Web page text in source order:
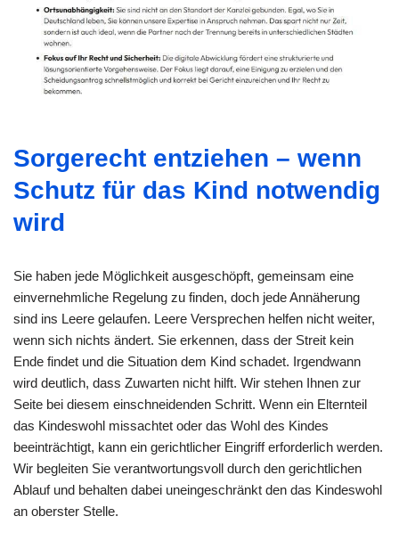
Sorgerecht entziehen – wenn
Schutz für das Kind notwendig
wird
Sie haben jede Möglichkeit ausgeschöpft, gemeinsam eine
einvernehmliche Regelung zu finden, doch jede Annäherung
sind ins Leere gelaufen. Leere Versprechen helfen nicht weiter,
wenn sich nichts ändert. Sie erkennen, dass der Streit kein
Ende findet und die Situation dem Kind schadet. Irgendwann
wird deutlich, dass Zuwarten nicht hilft. Wir stehen Ihnen zur
Seite bei diesem einschneidenden Schritt. Wenn ein Elternteil
das Kindeswohl missachtet oder das Wohl des Kindes
beeinträchtigt, kann ein gerichtlicher Eingriff erforderlich werden.
Wir begleiten Sie verantwortungsvoll durch den gerichtlichen
Ablauf und behalten dabei uneingeschränkt den das Kindeswohl
an oberster Stelle.